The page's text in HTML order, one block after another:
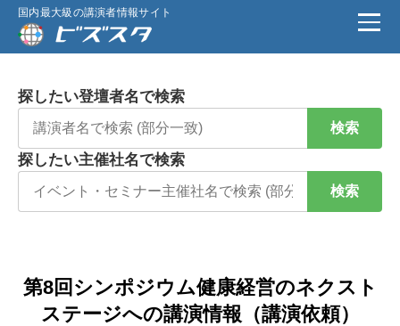
国内最大級の講演者情報サイト
探したい登壇者名で検索
検索
探したい主催社名で検索
検索
第8回シンポジウム健康経営のネクスト
ステージへの講演情報（講演依頼）